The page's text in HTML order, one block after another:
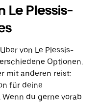
Le Plessis-
von Le Plessis-
Optionen.
mit anderen reist:
für deine
du gerne vorab